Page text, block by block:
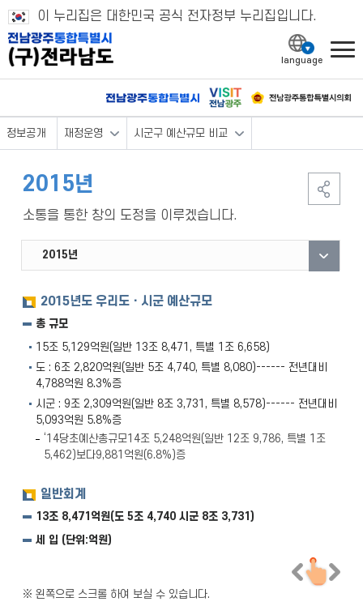
이 누리집은 대한민국 공식 전자정부 누리집입니다.
정보공개 재정운영 시군구 예산규모 비교
2015년
소통을 통한 창의 도정을 이루겠습니다.
2026년
2025년
2024년
2023년
2022년
2021년
2020년
2019년
2018년
2017년
2016년
2015년
2014년
2013년
2012년
2011년
2010년
2009년
2008년
2007년
2006년
2005년
2004년
2015년도 우리도ㆍ시군 예산규모
총 규모
15조 5,129억원(일반 13조 8,471, 특별 1조 6,658)
도 : 6조 2,820억원(일반 5조 4,740, 특별 8,080)------ 전년대비
4,788억원 8.3%증
시군 : 9조 2,309억원(일반 8조 3,731, 특별 8,578)------ 전년대비
5,093억원 5.8%증
‘14당초예산총규모14조 5,248억원(일반 12조 9,786, 특별 1조
5,462)보다9,881억원(6.8%)증
일반회계
13조 8,471억원(도 5조 4,740 시군 8조 3,731)
세 입 (단위:억원)